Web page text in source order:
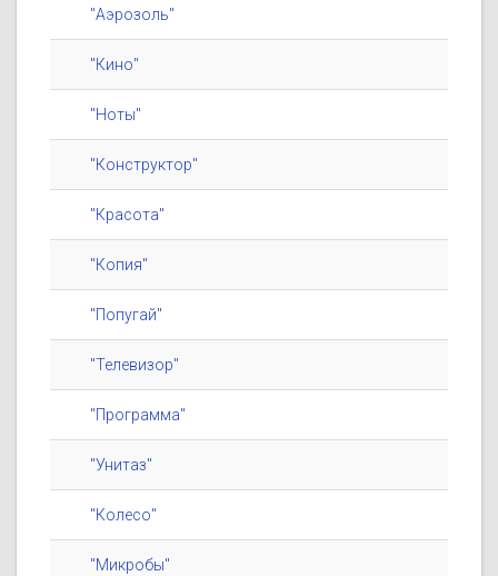
"Аэрозоль"
"Кино"
"Ноты"
"Конструктор"
"Красота"
"Копия"
"Попугай"
"Телевизор"
"Программа"
"Унитаз"
"Колесо"
"Микробы"